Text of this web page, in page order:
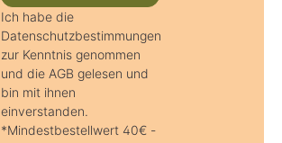
Ich habe die
Datenschutzbestimmungen
zur Kenntnis genommen
und die AGB gelesen und
bin mit ihnen
einverstanden.
*Mindestbestellwert 40€ -